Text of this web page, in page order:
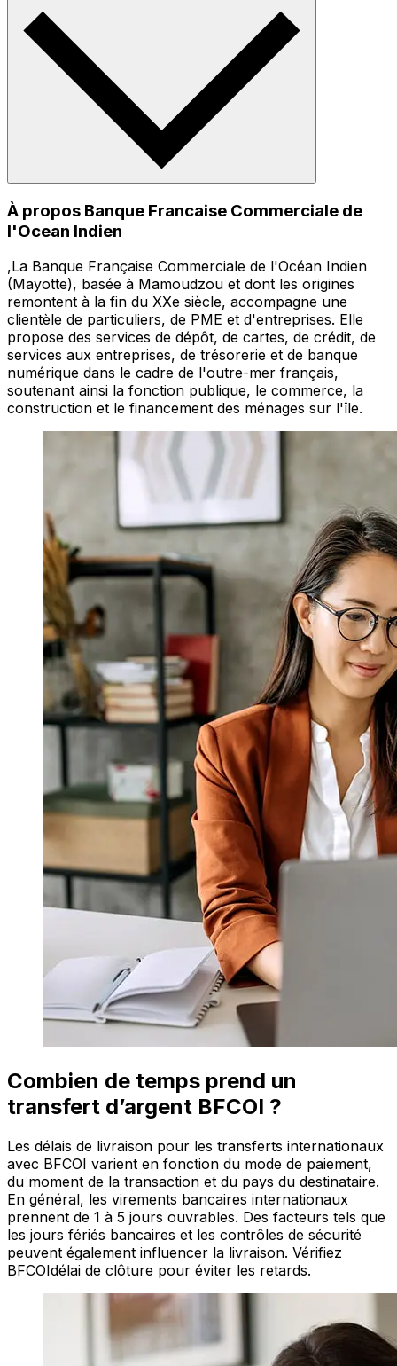
À propos Banque Francaise Commerciale de
l'Ocean Indien
,La Banque Française Commerciale de l'Océan Indien
(Mayotte), basée à Mamoudzou et dont les origines
remontent à la fin du XXe siècle, accompagne une
clientèle de particuliers, de PME et d'entreprises. Elle
propose des services de dépôt, de cartes, de crédit, de
services aux entreprises, de trésorerie et de banque
numérique dans le cadre de l'outre-mer français,
soutenant ainsi la fonction publique, le commerce, la
construction et le financement des ménages sur l'île.
Combien de temps prend un
transfert d’argent BFCOI ?
Les délais de livraison pour les transferts internationaux
avec BFCOI varient en fonction du mode de paiement,
du moment de la transaction et du pays du destinataire.
En général, les virements bancaires internationaux
prennent de 1 à 5 jours ouvrables. Des facteurs tels que
les jours fériés bancaires et les contrôles de sécurité
peuvent également influencer la livraison. Vérifiez
BFCOIdélai de clôture pour éviter les retards.